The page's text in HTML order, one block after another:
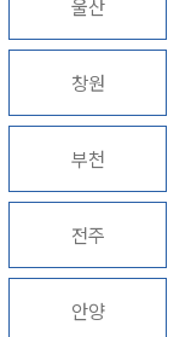
울산
창원
부천
전주
안양